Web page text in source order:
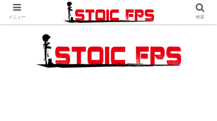
メニュー 検索